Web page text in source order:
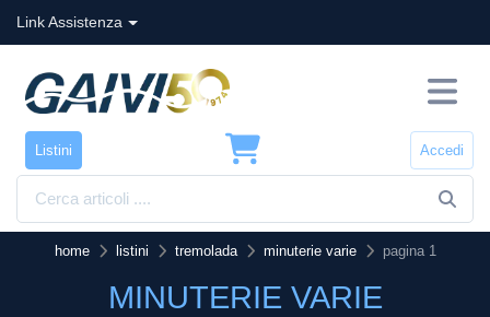
Link Assistenza
Listini Accedi
home listini tremolada minuterie varie pagina 1
MINUTERIE VARIE